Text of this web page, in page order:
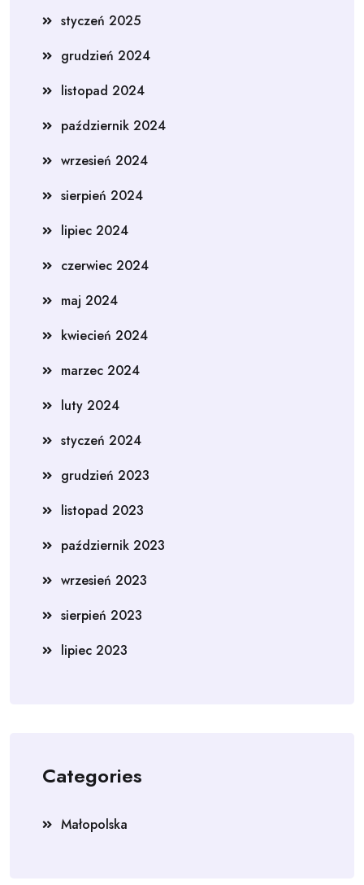
styczeń 2025
grudzień 2024
listopad 2024
październik 2024
wrzesień 2024
sierpień 2024
lipiec 2024
czerwiec 2024
maj 2024
kwiecień 2024
marzec 2024
luty 2024
styczeń 2024
grudzień 2023
listopad 2023
październik 2023
wrzesień 2023
sierpień 2023
lipiec 2023
Categories
Małopolska